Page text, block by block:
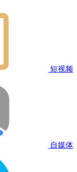
短视频
自媒体